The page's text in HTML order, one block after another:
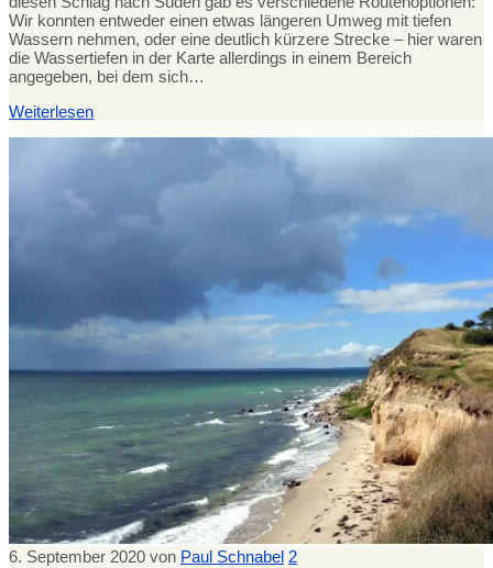
Wir konnten entweder einen etwas längeren Umweg mit tiefen
Wassern nehmen, oder eine deutlich kürzere Strecke – hier waren
die Wassertiefen in der Karte allerdings in einem Bereich
angegeben, bei dem sich…
Weiterlesen
6. September 2020 von Paul Schnabel 2